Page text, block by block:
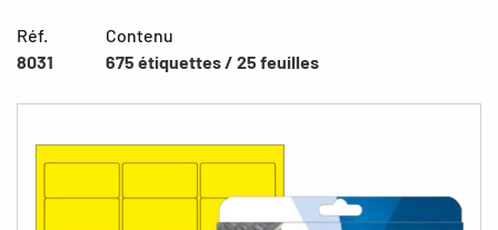
Réf.
8031
Contenu
675 étiquettes / 25 feuilles